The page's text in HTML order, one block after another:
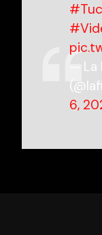
— La
6,